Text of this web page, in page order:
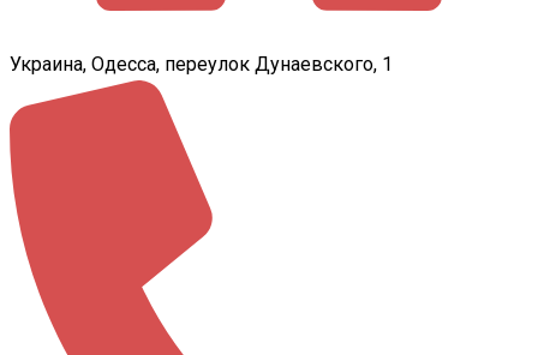
Украина, Одесса, переулок Дунаевского, 1